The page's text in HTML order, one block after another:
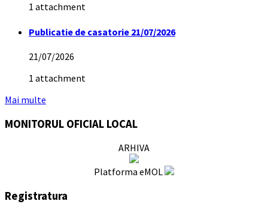
1 attachment
Publicatie de casatorie 21/07/2026
21/07/2026
1 attachment
Mai multe
MONITORUL OFICIAL LOCAL
ARHIVA
Platforma eMOL
Registratura